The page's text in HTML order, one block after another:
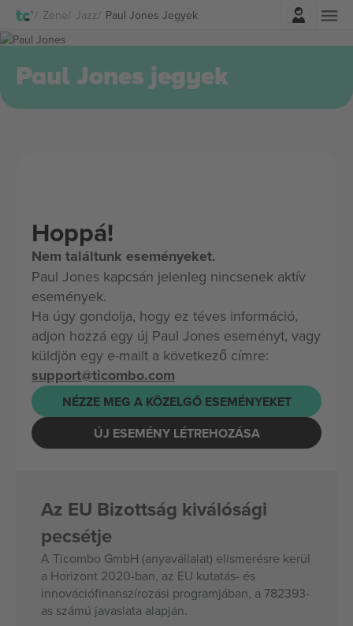
Zene Jazz Paul Jones Jegyek
Paul Jones jegyek
Hoppá!
Nem találtunk eseményeket.
Paul Jones kapcsán jelenleg nincsenek aktív
események.
Ha úgy gondolja, hogy ez téves információ,
adjon hozzá egy új Paul Jones eseményt, vagy
küldjön egy e-mailt a következő címre:
support@ticombo.com
NÉZZE MEG A KÖZELGŐ ESEMÉNYEKET
ÚJ ESEMÉNY LÉTREHOZÁSA
Az EU Bizottság kiválósági
pecsétje
A Ticombo GmbH (anyavállalat) elismerésre kerül
a Horizont 2020-ban, az EU kutatás- és
innovációfinanszírozási programjában, a 782393-
as számú javaslata alapján.